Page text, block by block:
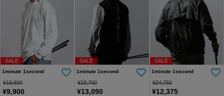
SALE
1minute 1second
¥19,800
¥9,900
SALE
1minute 1second
¥18,700
¥13,090
SALE
1minute 1second
¥24,750
¥12,375